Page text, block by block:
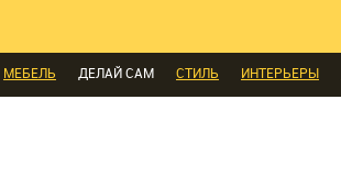
МЕБЕЛЬ ДЕЛАЙ САМ СТИЛЬ ИНТЕРЬЕРЫ